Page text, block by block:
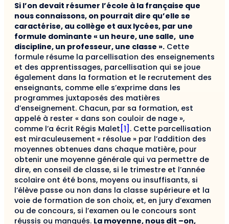
Si l’on devait résumer l’école à la française que
nous connaissons, on pourrait dire qu’elle se
caractérise, au collège et aux lycées, par une
formule dominante « un heure, une salle, une
discipline, un professeur, une classe ». Cette
formule résume la parcellisation des enseignements
et des apprentissages, parcellisation qui se joue
également dans la formation et le recrutement des
enseignants, comme elle s’exprime dans les
programmes juxtaposés des matières
d’enseignement. Chacun, par sa formation, est
appelé à rester « dans son couloir de nage »,
comme l’a écrit Régis Malet [1] . Cette parcellisation
est miraculeusement « résolue » par l’addition des
moyennes obtenues dans chaque matière, pour
obtenir une moyenne générale qui va permettre de
dire, en conseil de classe, si le trimestre et l’année
scolaire ont été bons, moyens ou insuffisants, si
l’élève passe ou non dans la classe supérieure et la
voie de formation de son choix, et, en jury d’examen
ou de concours, si l’examen ou le concours sont
réussis ou manqués. La moyenne, nous dit –on,